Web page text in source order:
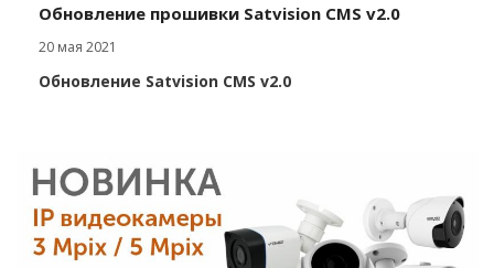
Обновление прошивки Satvision CMS v2.0
20 мая 2021
Обновление Satvision CMS v2.0